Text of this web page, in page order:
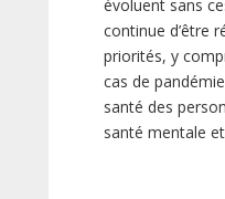
évoluent sans
continue d’être
priorités, y
cas de
santé des
santé mentale